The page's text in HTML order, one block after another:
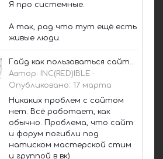
Я про системные.
А так, рад что тут ещё есть
живые люди.
Гайд как пользоваться сайтом в 2026 [АКТУАЛЬНО✅]
Автор:
INC(RED)IBLE ·
Опубликовано: 17 марта
Никаких проблем с сайтом
нет. Всё работает, как
обычно. Проблема, что сайт
и форум погибли под
натиском мастерской стим
и группой в вк)